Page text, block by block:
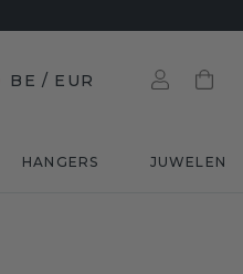
BE / EUR
HANGERS JUWELEN